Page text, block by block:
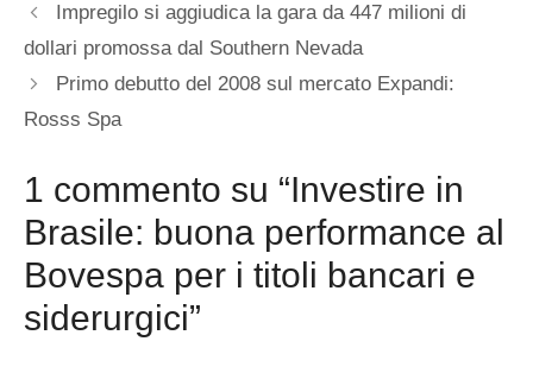
Impregilo si aggiudica la gara da 447 milioni di
dollari promossa dal Southern Nevada
Primo debutto del 2008 sul mercato Expandi:
Rosss Spa
1 commento su “Investire in
Brasile: buona performance al
Bovespa per i titoli bancari e
siderurgici”